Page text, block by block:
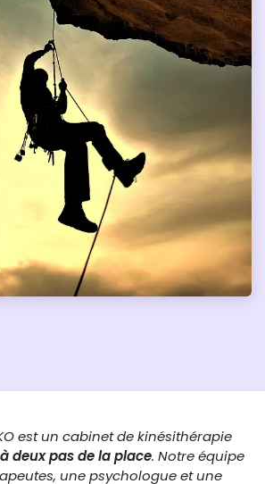
est un cabinet de kinésithérapie
à deux pas de la place. Notre équipe
une psychologue et une